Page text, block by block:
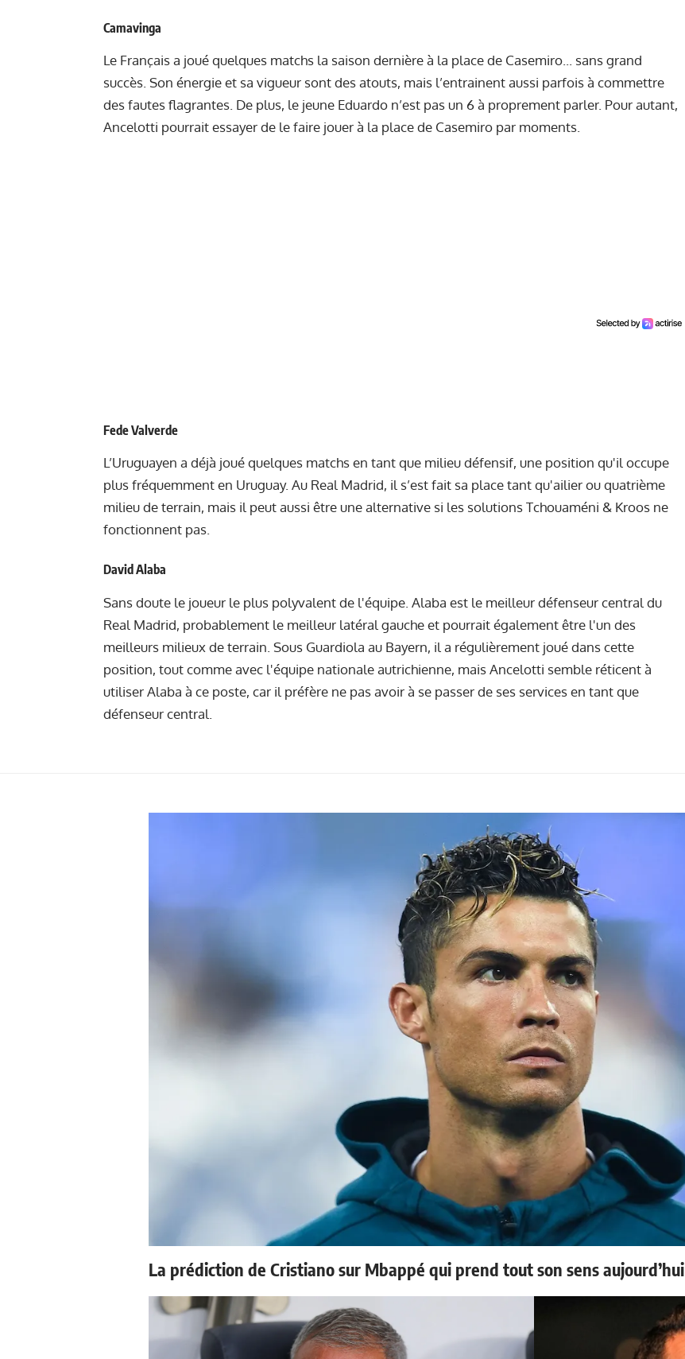
Camavinga
Le Français a joué quelques matchs la saison dernière à la place de Casemiro... sans grand
succès. Son énergie et sa vigueur sont des atouts, mais l’entrainent aussi parfois à commettre
des fautes flagrantes. De plus, le jeune Eduardo n’est pas un 6 à proprement parler. Pour autant,
Ancelotti pourrait essayer de le faire jouer à la place de Casemiro par moments.
Fede Valverde
L’Uruguayen a déjà joué quelques matchs en tant que milieu défensif, une position qu'il occupe
plus fréquemment en Uruguay. Au Real Madrid, il s’est fait sa place tant qu'ailier ou quatrième
milieu de terrain, mais il peut aussi être une alternative si les solutions Tchouaméni & Kroos ne
fonctionnent pas.
David Alaba
Sans doute le joueur le plus polyvalent de l'équipe. Alaba est le meilleur défenseur central du
Real Madrid, probablement le meilleur latéral gauche et pourrait également être l'un des
meilleurs milieux de terrain. Sous Guardiola au Bayern, il a régulièrement joué dans cette
position, tout comme avec l'équipe nationale autrichienne, mais Ancelotti semble réticent à
utiliser Alaba à ce poste, car il préfère ne pas avoir à se passer de ses services en tant que
défenseur central.
La prédiction de Cristiano sur Mbappé qui prend tout son sens aujourd’hui